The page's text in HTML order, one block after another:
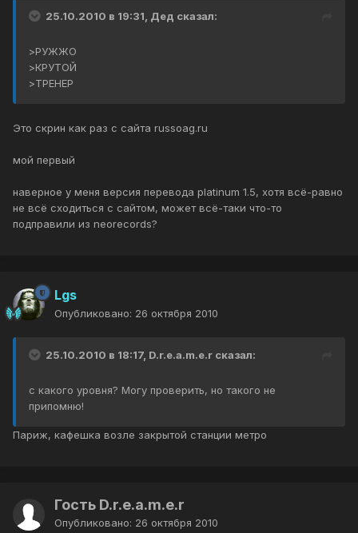
25.10.2010 в 19:31, Дед сказал:
>РУЖЖО
>КРУТОЙ
>ТРЕНЕР
Это скрин как раз с сайта russoag.ru
мой первый
наверное у меня версия перевода platinum 1.5, хотя всё-равно
не всё сходиться с сайтом, может всё-таки что-то
подправили из neorecords?
Lgs
Опубликовано: 26 октября 2010
25.10.2010 в 18:17, D.r.e.a.m.e.r сказал:
с какого уровня? Могу проверить, но такого не
припомню!
Париж, кафешка возле закрытой станции метро
Гость D.r.e.a.m.e.r
Опубликовано: 26 октября 2010